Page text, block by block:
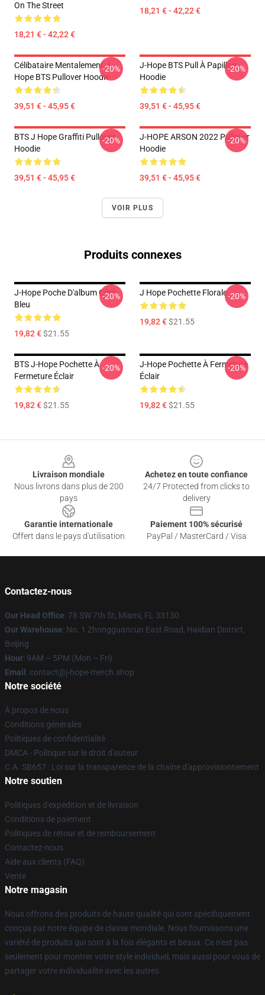
On The Street
18,21 € - 42,22 €
18,21 € - 42,22 €
Célibataire Mentalement J-
Hope BTS Pullover Hoodie
39,51 € - 45,95 €
-20%
J-Hope BTS Pull À Papillon
Hoodie
39,51 € - 45,95 €
-20%
BTS J Hope Graffiti Pullover
Hoodie
39,51 € - 45,95 €
-20%
J-HOPE ARSON 2022 Pullover
Hoodie
39,51 € - 45,95 €
-20%
VOIR PLUS
Produits connexes
J-Hope Poche D'album Côté
Bleu
19,82 €$21.55
-20% J Hope Pochette Florale
19,82 €$21.55
-20%
BTS J-Hope Pochette À
Fermeture Éclair
19,82 €$21.55
-20%
J-Hope Pochette À Fermeture
Éclair
19,82 €$21.55
-20%
Livraison mondiale
Nous livrons dans plus de 200
pays
Achetez en toute confiance
24/7 Protected from clicks to
delivery
Garantie internationale
Offert dans le pays d'utilisation
Paiement 100% sécurisé
PayPal / MasterCard / Visa
Contactez-nous
Our Head Office: 78 SW 7th St, Miami, FL 33130
Our Warehouse: No. 1 Zhongguancun East Road, Haidian District,
Beijing
Hour: 9AM – 5PM (Mon – Fri)
Email : contact@j-hope-merch.shop
Notre société
À propos de nous
Conditions générales
Politiques de confidentialité
DMCA - Politique sur le droit d'auteur
C.A. SB657 : Loi sur la transparence de la chaîne d'approvisionnement
Notre soutien
Politiques d'expédition et de livraison
Conditions de paiement
Politiques de retour et de remboursement
Contactez-nous
Aide aux clients (FAQ)
Vente
Notre magasin
Nous offrons des produits de haute qualité qui sont spécifiquement
conçus par notre équipe de classe mondiale. Nous fournissons une
variété de produits qui sont à la fois élégants et beaux. Ce n'est pas
seulement pour montrer votre style individuel, mais aussi pour vous de
partager votre individualité avec les autres.